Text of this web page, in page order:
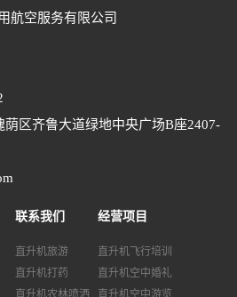
航空服务有限公司
区齐鲁大道绿地中央广场B座2407-
联系我们
直升机旅游
直升机打药
经营项目
直升机飞行培训
直升机空中婚礼